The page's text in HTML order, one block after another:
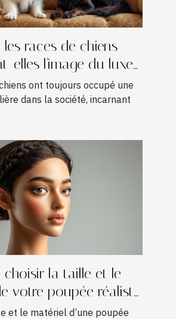
races de chiens
elles l'image du luxe
ont toujours occupé une
dans la société, incarnant
choisir la taille et le
votre poupée réaliste
et le matériel d’une poupée